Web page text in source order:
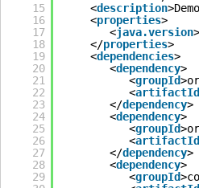
15
16
17
18
19
20
21
22
23
24
25
26
27
28
29
<description
<properties>
<java.version
</properties>
<dependencies>
<dependency>
<groupId
<artifactId
</dependency>
<dependency>
<groupId
<artifactId
</dependency>
<dependency>
<groupId